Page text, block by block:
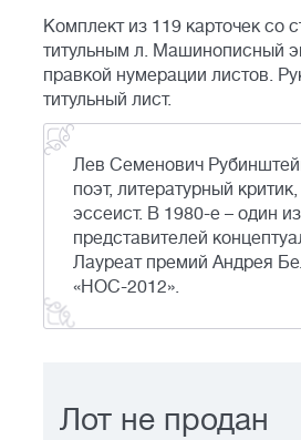
Комплект из 119 карточек со
титульным л. Машинописный
правкой нумерации листов.
титульный лист.
Лев Семенович
поэт, литературный
эссеист. В 1980-е – один
представителей
Лауреат премий Андрея
«НОС-2012».
Лот не продан